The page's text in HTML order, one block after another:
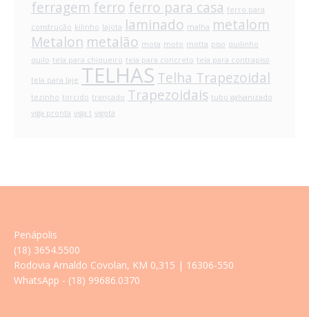
ferragem ferro ferro para casa ferro para
construção kilinho lajota laminado malha metalom
Metalon metalão mota moto motta piso quilinho
quilo tela para chiqueiro tela para concreto tela para contrapiso
tela para laje TELHAS Telha Trapezoidal
tezinho torcido trançado Trapezoidais tubo galvanizado
viga pronta viga t vigota
Penápolis
(18) 3654.5500
Rodovia Arnaldo Covolan, KM 0,315 | 16306-550
WhatsApp - (18) 99686.0370